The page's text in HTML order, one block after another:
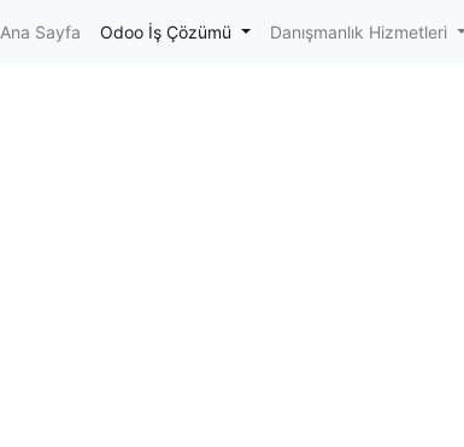
Ana Sayfa Odoo İş Çözümü Danışmanlık Hizmetleri